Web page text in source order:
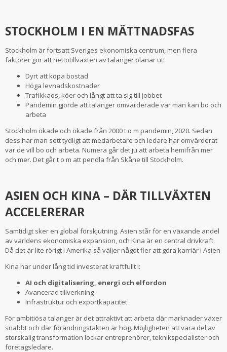
STOCKHOLM I EN MÄTTNADSFAS
Stockholm är fortsatt Sveriges ekonomiska centrum, men flera
faktorer gör att nettotillväxten av talanger planar ut:
Dyrt att köpa bostad
Höga levnadskostnader
Trafikkaos, köer och långt att ta sig till jobbet
Pandemin gjorde att talanger omvärderade var man kan bo och
arbeta
Stockholm ökade och ökade från 2000 t o m pandemin, 2020. Sedan
dess har man sett tydligt att medarbetare och ledare har omvärderat
var de vill bo och arbeta. Numera går det ju att arbeta hemifrån mer
och mer. Det går t o m att pendla från Skåne till Stockholm.
ASIEN OCH KINA – DÄR TILLVÄXTEN
ACCELERERAR
Samtidigt sker en global förskjutning. Asien står för en växande andel
av världens ekonomiska expansion, och Kina är en central drivkraft.
Då det är lite rörigt i Amerika så väljer något fler att göra karriär i Asien
Kina har under lång tid investerat kraftfullt i:
AI och digitalisering, energi och elfordon
Avancerad tillverkning
Infrastruktur och exportkapacitet
För ambitiösa talanger är det attraktivt att arbeta där marknader växer
snabbt och där förändringstakten är hög. Möjligheten att vara del av
storskalig transformation lockar entreprenörer, teknikspecialister och
företagsledare.